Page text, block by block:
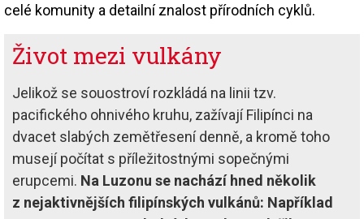
celé komunity a detailní znalost přírodních cyklů.
Život mezi vulkány
Jelikož se souostroví rozkládá na linii tzv.
pacifického ohnivého kruhu, zažívají Filipínci na
dvacet slabých zemětřesení denně, a kromě toho
musejí počítat s příležitostnými sopečnými
erupcemi. Na Luzonu se nachází hned několik
z nejaktivnějších filipínských vulkánů: Například